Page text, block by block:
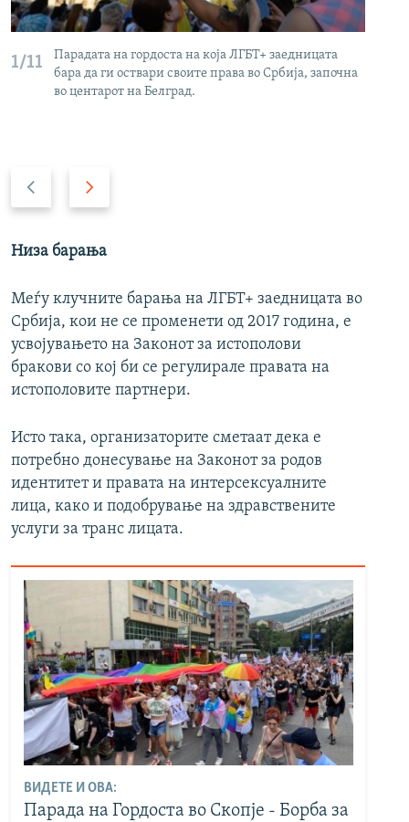
1/11
Парадата на гордоста на која ЛГБТ+ заедницата
бара да ги оствари своите права во Србија, започна
во центарот на Белград.
v
o
u
s
s
l
d
t
l
i
d
e
Низа барања
Меѓу клучните барања на ЛГБТ+ заедницата во
Србија, кои не се променети од 2017 година, е
усвојувањето на Законот за истополови
бракови со кој би се регулирале правата на
истополовите партнери.
Исто така, организаторите сметаат дека е
потребно донесување на Законот за родов
идентитет и правата на интерсексуалните
лица, како и подобрување на здравствените
услуги за транс лицата.
ВИДЕТЕ И ОВА:
Парада на Гордоста во Скопје - Борба за